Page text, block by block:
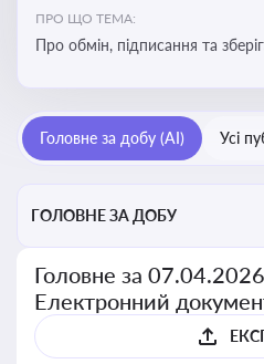
ПРО ЩО ТЕМА:
Про обмін, підписання та
Головне за добу (AI) Усі
ГОЛОВНЕ ЗА ДОБУ
Головне за
Електронний